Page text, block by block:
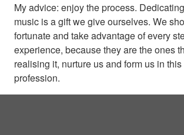
My advice: enjoy the process.
music is a gift we give ourselves. We
fortunate and take advantage of every
experience, because they are the ones
realising it, nurture us and form us in
profession.